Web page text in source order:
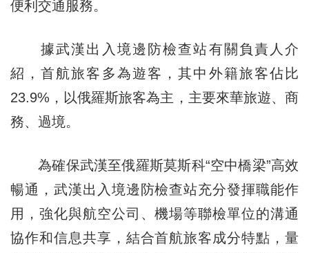
便利交通服務。
據武漢出入境邊防檢查站有關負責人介
紹，首航旅客多為遊客，其中外籍旅客佔比
23.9%，以俄羅斯旅客為主，主要來華旅遊、商
務、過境。
為確保武漢至俄羅斯莫斯科“空中橋梁”高效
暢通，武漢出入境邊防檢查站充分發揮職能作
用，強化與航空公司、機場等聯檢單位的溝通
協作和信息共享，結合首航旅客成分特點，量